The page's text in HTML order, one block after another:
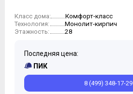
Класс дома: Комфорт-класс
Технология: Монолит-кирпич
Этажность: 28
Последняя цена:
ПИК
8 (499) 348-17-29